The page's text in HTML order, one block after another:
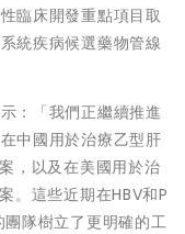
臨床開發重點項目取
統疾病候選藥物管線
：「我們正繼續推進
中國用於治療乙型肝
，以及在美國用於治
。這些近期在HBV和P
隊樹立了更明確的工